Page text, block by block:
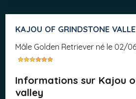
KAJOU OF GRINDSTONE
mâle Golden Retriever né le 02/
Informations sur Kajou
valley